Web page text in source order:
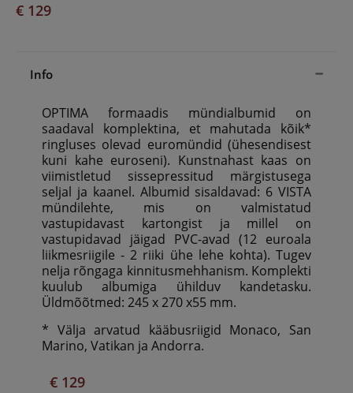
€ 129
Info
OPTIMA formaadis mündialbumid on
saadaval komplektina, et mahutada kõik*
ringluses olevad euromündid (ühesendisest
kuni kahe euroseni). Kunstnahast kaas on
viimistletud sissepressitud märgistusega
seljal ja kaanel. Albumid sisaldavad: 6 VISTA
mündilehte, mis on valmistatud
vastupidavast kartongist ja millel on
vastupidavad jäigad PVC-avad (12 euroala
liikmesriigile - 2 riiki ühe lehe kohta). Tugev
nelja rõngaga kinnitusmehhanism. Komplekti
kuulub albumiga ühilduv kandetasku.
Üldmõõtmed: 245 x 270 x55 mm.
* Välja arvatud kääbusriigid Monaco, San
Marino, Vatikan ja Andorra.
€ 129